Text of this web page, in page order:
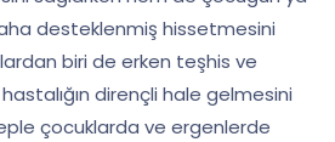
desteklenmiş hissetmesini
biri de erken teşhis ve
dirençli hale gelmesini
çocuklarda ve ergenlerde